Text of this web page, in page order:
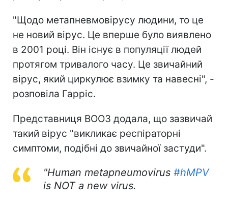
"Щодо метапневмовірусу людини, то це
не новий вірус. Це вперше було виявлено
в 2001 році. Він існує в популяції людей
протягом тривалого часу. Це звичайний
вірус, який циркулює взимку та навесні", -
розповіла Гарріс.
Представниця ВООЗ додала, що зазвичай
такий вірус "викликає респіраторні
симптоми, подібні до звичайної застуди".
"Human metapneumovirus #hMPV
is NOT a new virus.